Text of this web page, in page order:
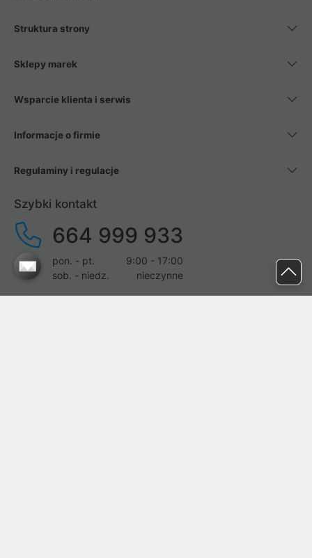
Struktura strony
Sklepy marek
Wsparcie klienta i serwis
Informacje o firmie
Regulaminy i regulacje
Szybki kontakt
664 999 933
pon. - pt.
9:00 - 17:00
sob. - niedz.
nieczynne